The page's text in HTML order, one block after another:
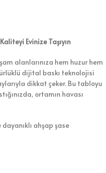
Evinize Taşıyın
alanlarınıza hem huzur hem
dijital baskı teknolojisi
dikkat çeker. Bu tabloyu
ortamın havası
ahşap şase
koruyucu vernikle kaplayarak
sağlıyoruz. Ürünü duvara
böylece kurulumla zaman